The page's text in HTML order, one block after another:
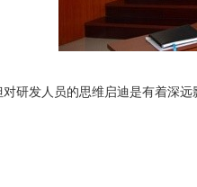
研发人员的思维启迪是有着深